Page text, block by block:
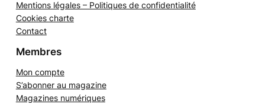
La rédaction
Mentions légales – Politiques de confidentialité
Cookies charte
Mon compte
S’abonner au magazine